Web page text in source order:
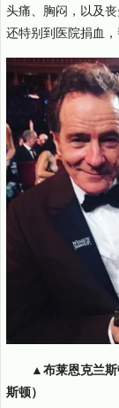
头痛、胸闷，以及
还特别到医院捐血，
▲布莱恩克兰
斯顿）